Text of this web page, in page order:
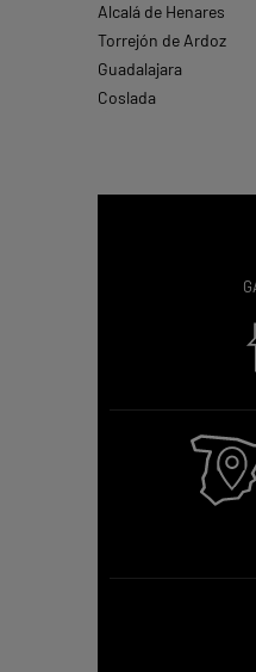
Alcalá de Henares
Torrejón de Ardoz
Guadalajara
Coslada